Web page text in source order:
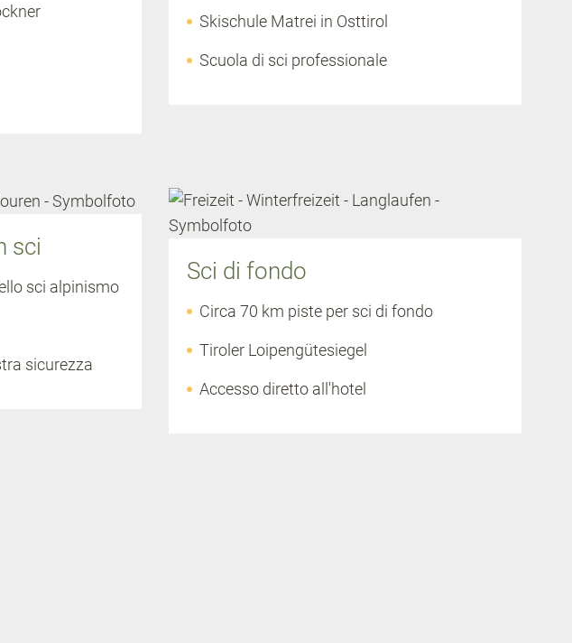
Skischule Matrei in Osttirol
Scuola di sci professionale
sci
sci alpinismo
sicurezza
Sci di fondo
Circa 70 km piste per sci di fondo
Tiroler Loipengütesiegel
Accesso diretto all'hotel